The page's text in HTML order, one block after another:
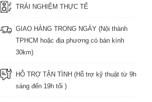
TRẢI NGHIỆM THỰC TẾ
GIAO HÀNG TRONG NGÀY (Nội thành
TPHCM hoặc địa phương có bán kính
30km)
HỖ TRỢ TẬN TÌNH (Hỗ trợ kỹ thuật từ 9h
sáng đến 19h tối )